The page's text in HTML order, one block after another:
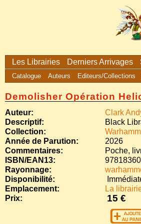
Les Librairies Derniers Arrivages
Catalogue Auteurs Editeurs/Collections
Demolisher Opération
Auteur:
Clark
Descriptif:
Black
Collection:
Année de Parution:
2026
Commentaires:
Poche,
ISBN/EAN13:
Rayonnage:
Disponibilité:
Emplacement:
La
Prix:
15 €